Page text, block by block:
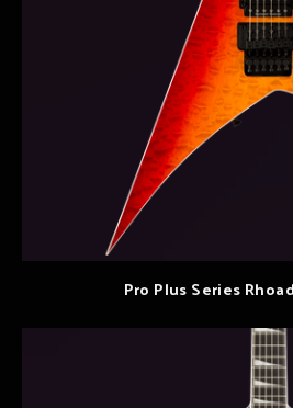
Pro Plus Series